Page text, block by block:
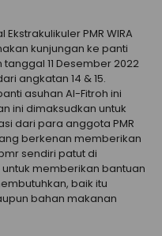
PMR WIRA
kunjungan ke panti
11 Desember 2022
angkatan 14 & 15.
asuhan Al-Fitroh ini
ini dimaksudkan untuk
dari para anggota PMR
berkenan memberikan
sendiri patut di
memberikan bantuan
baik itu
bahan makanan